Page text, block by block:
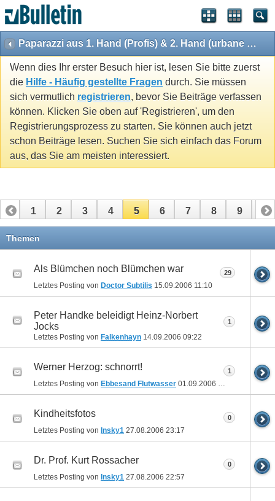
Paparazzi aus 1. Hand (Profis) & 2. Hand (urbane Mythen)
Wenn dies Ihr erster Besuch hier ist, lesen Sie bitte zuerst
die Hilfe - Häufig gestellte Fragen durch. Sie müssen
sich vermutlich registrieren, bevor Sie Beiträge verfassen
können. Klicken Sie oben auf 'Registrieren', um den
Registrierungsprozess zu starten. Sie können auch jetzt
schon Beiträge lesen. Suchen Sie sich einfach das Forum
aus, das Sie am meisten interessiert.
1 2 3 4 5 6 7 8 9 10
11
Themen
Als Blümchen noch Blümchen war
Letztes Posting von Doctor Subtilis 15.09.2006 11:10
29
Peter Handke beleidigt Heinz-Norbert
Jocks
Letztes Posting von Falkenhayn 14.09.2006 09:22
1
Werner Herzog: schnorrt!
Letztes Posting von Ebbesand Flutwasser 01.09.2006 20:49
1
Kindheitsfotos
Letztes Posting von Insky1 27.08.2006 23:17
0
Dr. Prof. Kurt Rossacher
Letztes Posting von Insky1 27.08.2006 22:57
0